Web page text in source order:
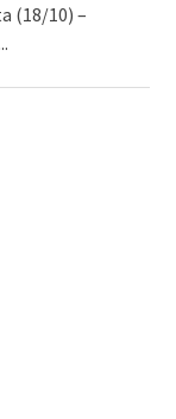
(18/10) –